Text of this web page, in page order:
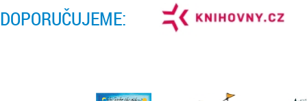
DOPORUČUJEME: